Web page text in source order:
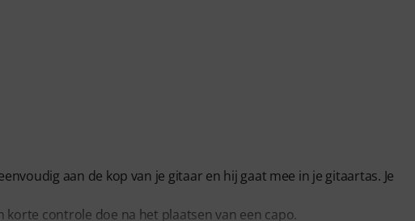
aan de kop van je gitaar en hij gaat mee in je gitaartas. Je
korte controle doe na het plaatsen van een capo.